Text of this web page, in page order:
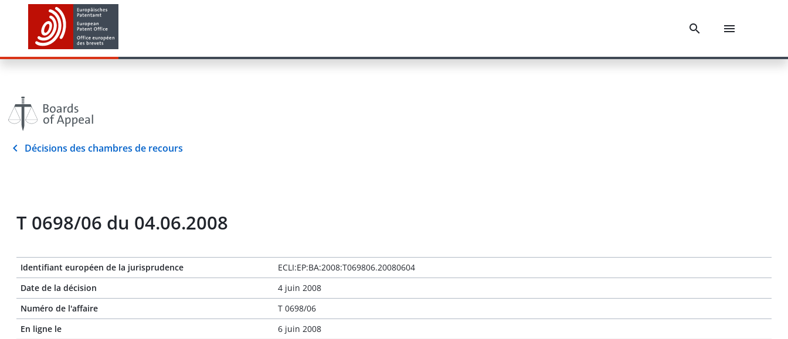
Décisions des chambres de recours
T 0698/06 du 04.06.2008
Identifiant européen de la jurisprudence
ECLI:EP:BA:2008:T069806.20080604
Date de la décision
4 juin 2008
Numéro de l'affaire
T 0698/06
En ligne le
6 juin 2008